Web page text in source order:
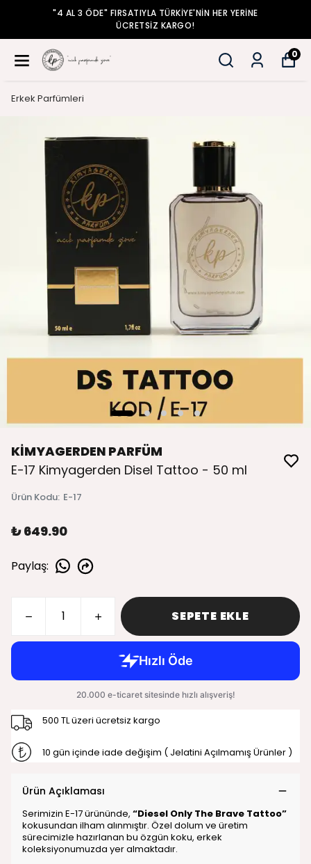
TÜRKİYE'NİN HER YERİNE
"4 AL 3 ÖDE"
0
Erkek Parfümleri
KİMYAGERDEN PARFÜM
E-17 Kimyagerden Disel Tattoo - 50 ml
Ürün Kodu: E-17
₺ 649.90
Paylaş:
SEPETE EKLE
500 TL üzeri ücretsiz kargo
10 gün içinde iade değişim ( Jelatini Açılmamış Ürünler )
Ürün Açıklaması
Serimizin E-17 ürününde, “Diesel Only The Brave Tattoo”
kokusundan ilham alınmıştır. Özel dolum ve üretim
sürecimizle hazırlanan bu özgün koku, erkek
koleksiyonumuzda yer almaktadır.